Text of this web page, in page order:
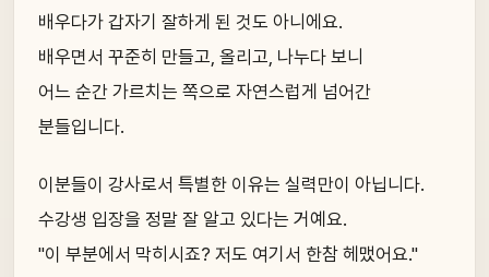
배우다가 갑자기 잘하게 된 것도 아니에요.
배우면서 꾸준히 만들고, 올리고, 나누다 보니
어느 순간 가르치는 쪽으로 자연스럽게 넘어간
분들입니다.
이분들이 강사로서 특별한 이유는 실력만이 아닙니다.
수강생 입장을 정말 잘 알고 있다는 거예요.
"이 부분에서 막히시죠? 저도 여기서 한참 헤맸어요."